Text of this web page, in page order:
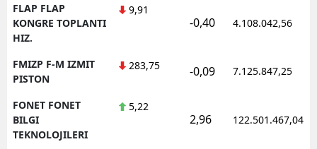
FLAP FLAP
KONGRE TOPLANTI
HIZ.
9,91
-0,40 4.108.042,56
FMIZP F-M IZMIT
PISTON
283,75 -0,09 7.125.847,25
FONET FONET
BILGI
TEKNOLOJILERI
5,22
2,96 122.501.467,04